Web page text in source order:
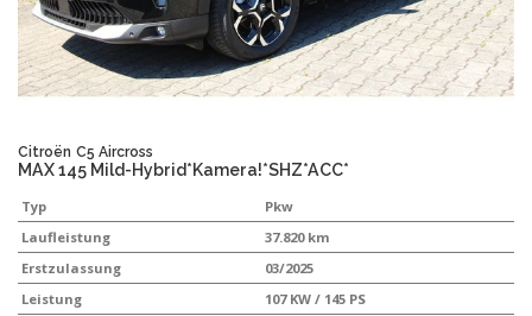
Citroën C5 Aircross
MAX 145 Mild-Hybrid*Kamera!*SHZ*ACC*
Typ
Pkw
Laufleistung
37.820 km
Erstzulassung
03/2025
Leistung
107 KW / 145 PS